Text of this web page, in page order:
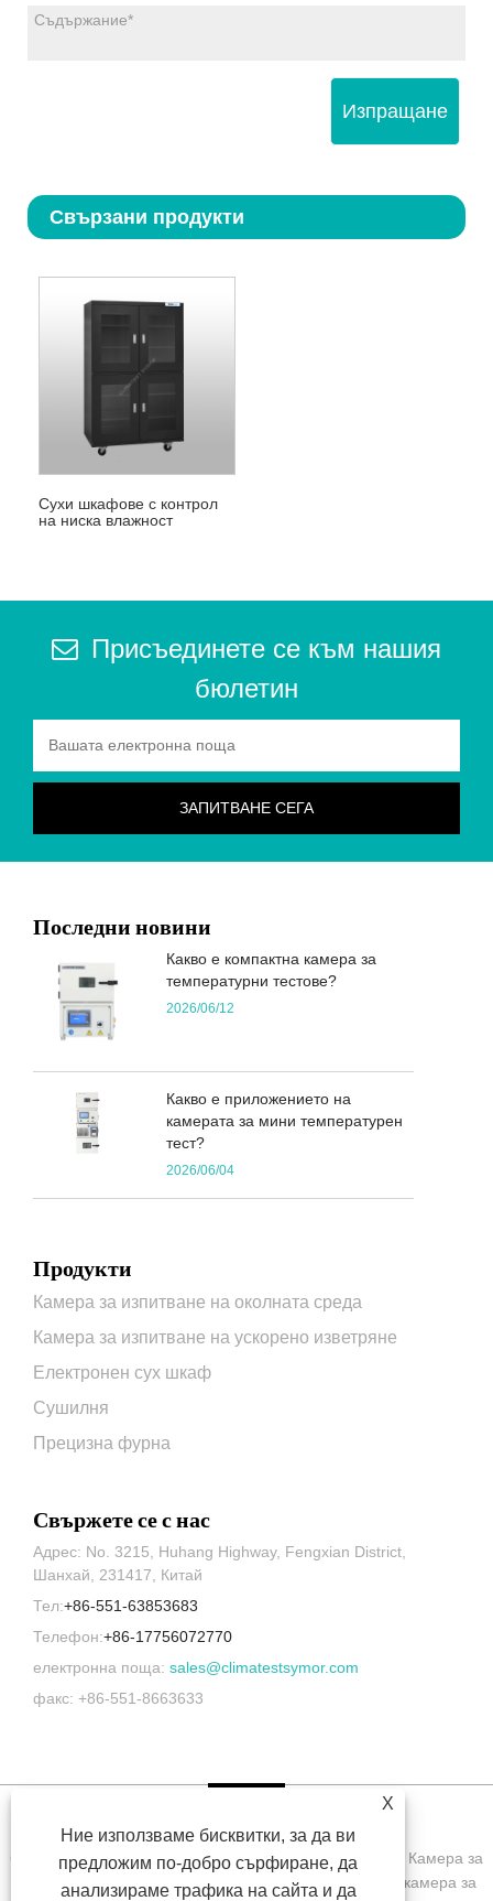
Изпращане
Свързани продукти
Сухи шкафове с контрол
на ниска влажност
Присъединете се към нашия
бюлетин
Последни новини
Какво е компактна камера за
температурни тестове?
2026/06/12
Какво е приложението на
камерата за мини температурен
тест?
2026/06/04
Продукти
Камера за изпитване на околната среда
Камера за изпитване на ускорено изветряне
Електронен сух шкаф
Сушилня
Прецизна фурна
Свържете се с нас
Адрес: No. 3215, Huhang Highway, Fengxian District,
Шанхай, 231417, Китай
Тел:+86-551-63853683
Телефон:+86-17756072770
електронна поща: sales@climatestsymor.com
факс: +86-551-8663633
Copyright © 2022 Symor Instrument Equipment Co., Ltd. Камера за
изпитване на околната среда, електронен сух шкаф, камера за
X
Ние използваме бисквитки, за да ви
предложим по-добро сърфиране, да
анализираме трафика на сайта и да